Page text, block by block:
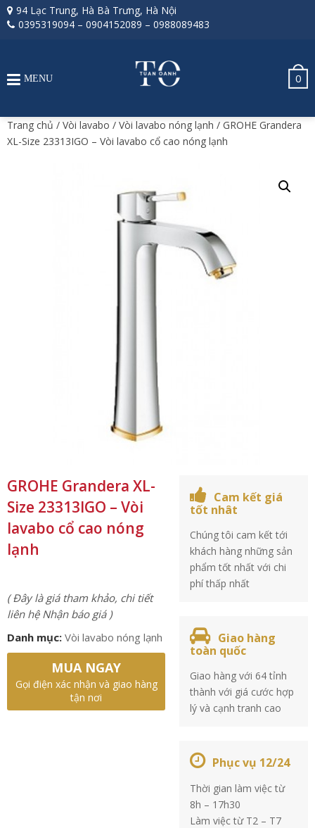
94 Lạc Trung, Hà Bà Trưng, Hà Nội
0395319094 – 0904152089 – 0988089483
0
MENU
Trang chủ / Vòi lavabo / Vòi lavabo nóng lạnh / GROHE Grandera
XL-Size 23313IGO – Vòi lavabo cổ cao nóng lạnh
GROHE Grandera XL-
Size 23313IGO – Vòi
lavabo cổ cao nóng
lạnh
( Đây là giá tham khảo, chi tiết
liên hệ Nhận báo giá )
Danh mục: Vòi lavabo nóng lạnh
MUA NGAY
Gọi điện xác nhận và giao hàng
tận nơi
Cam kết giá
tốt nhât
Chúng tôi cam kết tới
khách hàng những sản
phẩm tốt nhất với chi
phí thấp nhất
Giao hàng
toàn quốc
Giao hàng với 64 tỉnh
thành với giá cước hợp
lý và cạnh tranh cao
Phục vụ 12/24
Thời gian làm việc từ
8h – 17h30
Làm việc từ T2 – T7